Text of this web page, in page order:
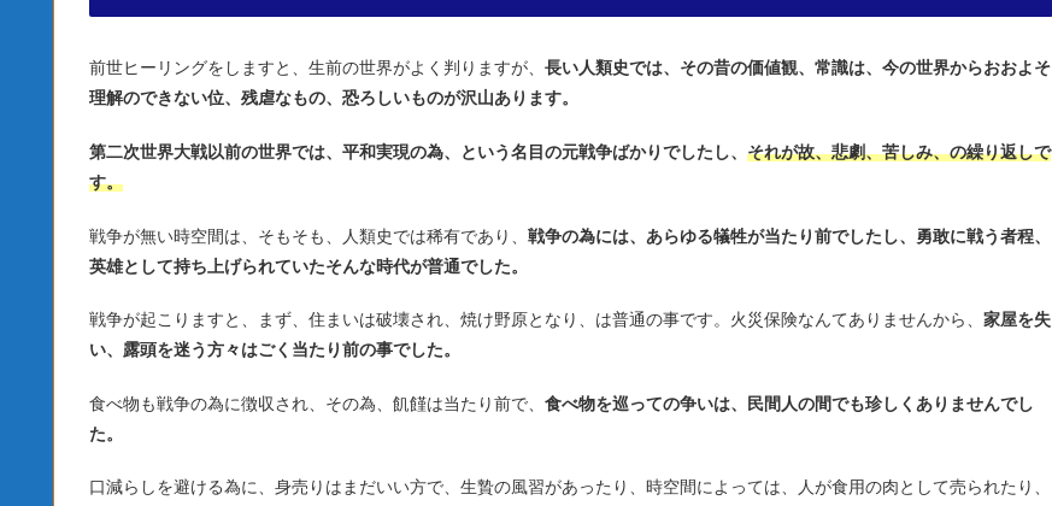
前世ヒーリングをしますと、生前の世界がよく判りますが、 長い人類史では、その昔の価値観、常識は、今の世界からおおよそ
理解のできない位、残虐なもの、恐ろしいものが沢山あります。
第二次世界大戦以前の世界では、平和実現の為、という名目の元戦争ばかりでしたし、 それが故、悲劇、苦しみ、の繰り返しで
す。
戦争が無い時空間は、そもそも、人類史では稀有であり、 戦争の為には、あらゆる犠牲が当たり前でしたし、勇敢に戦う者程、
英雄として持ち上げられていたそんな時代が普通でした。
戦争が起こりますと、まず、住まいは破壊され、焼け野原となり、は普通の事です。火災保険なんてありませんから、 家屋を失
い、露頭を迷う方々はごく当たり前の事でした。
食べ物も戦争の為に徴収され、その為、飢饉は当たり前で、 食べ物を巡っての争いは、民間人の間でも珍しくありませんでし
た。
口減らしを避ける為に、身売りはまだいい方で、生贄の風習があったり、時空間によっては、人が食用の肉として売られたり、